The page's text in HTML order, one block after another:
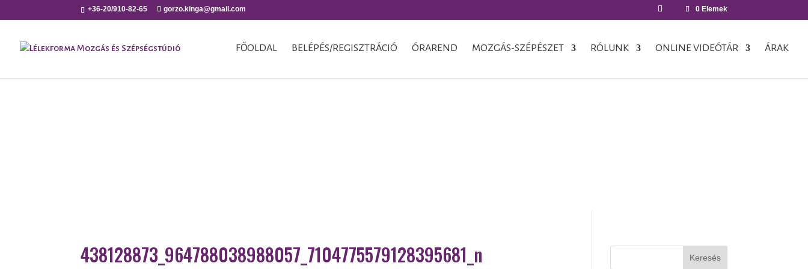
+36-20/910-82-65 gorzo.kinga@gmail.com 0 Elemek
FŐOLDAL BELÉPÉS/REGISZTRÁCIÓ ÓRAREND MOZGÁS-SZÉPÉSZET RÓLUNK ONLINE VIDEÓTÁR ÁRAK
438128873_964788038988057_7104775579128395681_n